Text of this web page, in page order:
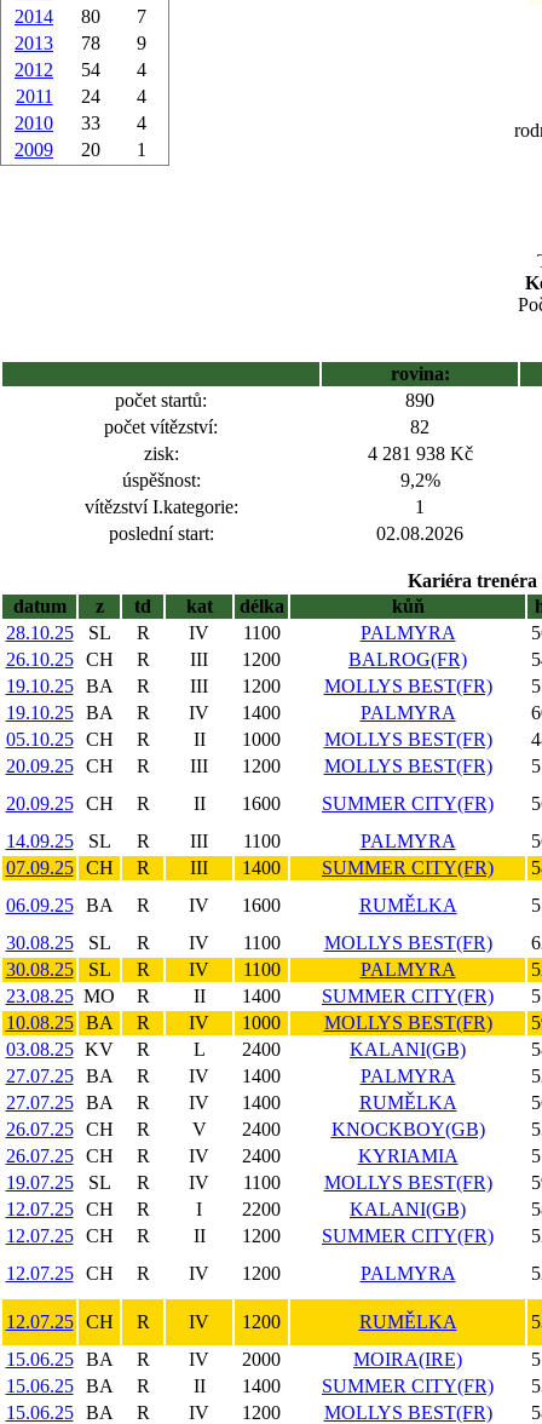
2014
80
7
2013
78
9
2012
54
4
2011
24
4
2010
33
4
2009
20 1
rovina:
počet startů:
890
počet vítězství:
82
zisk:
4 281 938 Kč
úspěšnost:
9,2%
vítězství I.kategorie:
1
poslední start:
02.08.2026
Kariéra trenéra
datum
z td kat délka kůň
28.10.25
SL R IV 1100 PALMYRA
26.10.25
CH R III 1200 BALROG(FR)
19.10.25
BA R III 1200 MOLLYS BEST(FR)
19.10.25
BA R IV 1400 PALMYRA
05.10.25
CH R II 1000 MOLLYS BEST(FR)
20.09.25
CH R III 1200 MOLLYS BEST(FR)
20.09.25
CH R II 1600 SUMMER CITY(FR)
14.09.25
SL R III 1100 PALMYRA
07.09.25
CH R III 1400 SUMMER CITY(FR)
06.09.25
BA R IV 1600 RUMĚLKA
30.08.25
SL R IV 1100 MOLLYS BEST(FR)
30.08.25
SL R IV 1100 PALMYRA
23.08.25 MO R II 1400 SUMMER CITY(FR)
10.08.25
BA R IV 1000 MOLLYS BEST(FR)
03.08.25 KV R L 2400 KALANI(GB)
27.07.25
BA R IV 1400 PALMYRA
27.07.25
BA R IV 1400 RUMĚLKA
26.07.25
CH R V 2400 KNOCKBOY(GB)
26.07.25
CH R IV 2400 KYRIAMIA
19.07.25
SL R IV 1100 MOLLYS BEST(FR)
12.07.25
CH R I 2200 KALANI(GB)
12.07.25
CH R II 1200 SUMMER CITY(FR)
12.07.25
CH R IV 1200 PALMYRA
12.07.25 CH R IV 1200 RUMĚLKA
15.06.25
BA R IV 2000 MOIRA(IRE)
15.06.25
BA R II 1400 SUMMER CITY(FR)
15.06.25
BA R IV 1200 MOLLYS BEST(FR)